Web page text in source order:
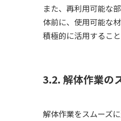
また、再利用可能な
体前に、使用可能な
積極的に活用するこ
3.2. 解体作業の
解体作業をスムーズ